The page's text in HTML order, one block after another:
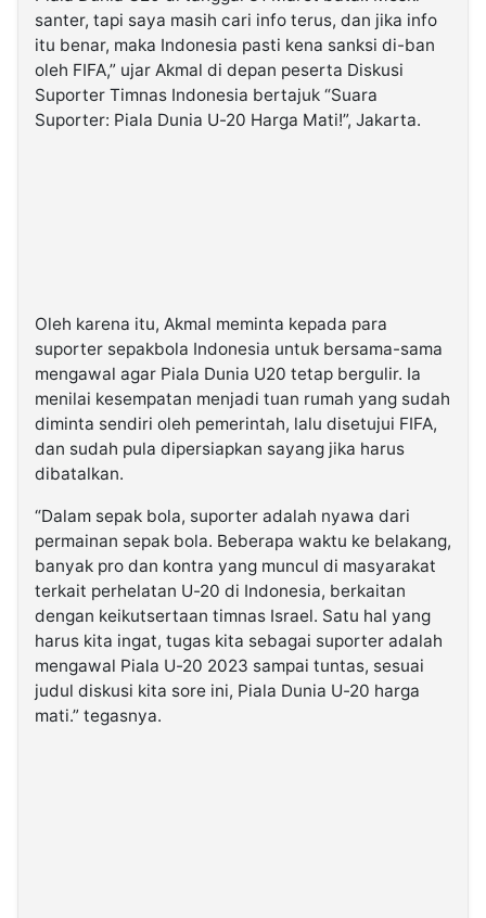
santer, tapi saya masih cari info terus, dan jika info
itu benar, maka Indonesia pasti kena sanksi di-ban
oleh FIFA,” ujar Akmal di depan peserta Diskusi
Suporter Timnas Indonesia bertajuk “Suara
Suporter: Piala Dunia U-20 Harga Mati!”, Jakarta.
Oleh karena itu, Akmal meminta kepada para
suporter sepakbola Indonesia untuk bersama-sama
mengawal agar Piala Dunia U20 tetap bergulir. Ia
menilai kesempatan menjadi tuan rumah yang sudah
diminta sendiri oleh pemerintah, lalu disetujui FIFA,
dan sudah pula dipersiapkan sayang jika harus
dibatalkan.
“Dalam sepak bola, suporter adalah nyawa dari
permainan sepak bola. Beberapa waktu ke belakang,
banyak pro dan kontra yang muncul di masyarakat
terkait perhelatan U-20 di Indonesia, berkaitan
dengan keikutsertaan timnas Israel. Satu hal yang
harus kita ingat, tugas kita sebagai suporter adalah
mengawal Piala U-20 2023 sampai tuntas, sesuai
judul diskusi kita sore ini, Piala Dunia U-20 harga
mati.” tegasnya.